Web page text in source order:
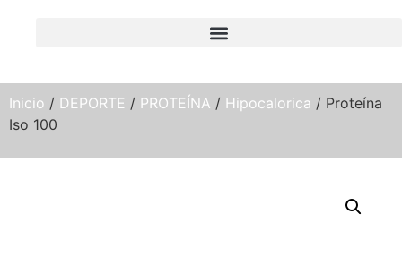
Inicio / DEPORTE / PROTEÍNA / Hipocalorica / Proteína
Iso 100